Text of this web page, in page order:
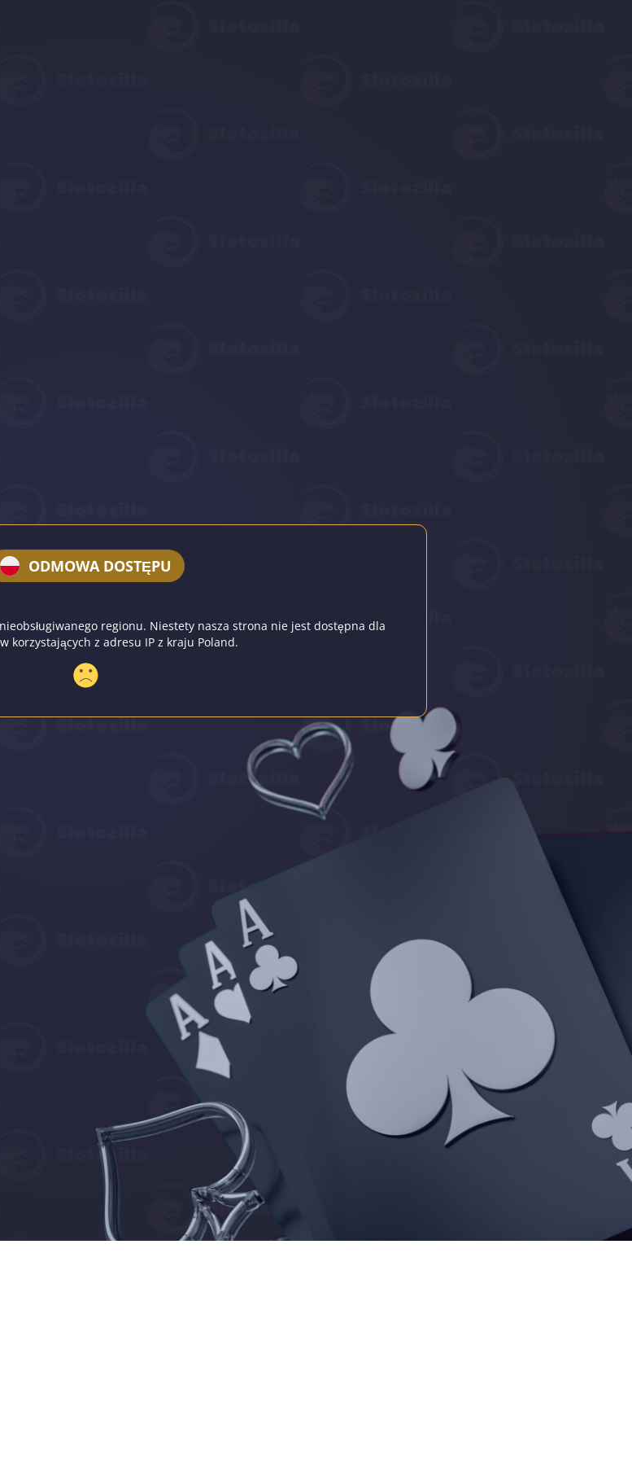
ODMOWA DOSTĘPU
nieobsługiwanego regionu. Niestety nasza strona nie jest dostępna dla
korzystających z adresu IP z kraju Poland.